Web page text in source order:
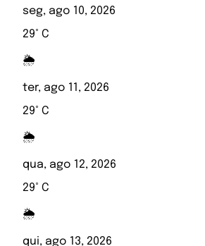
seg, ago 10, 2026
29° C
🌦️
ter, ago 11, 2026
29° C
🌦️
qua, ago 12, 2026
29° C
🌦️
qui, ago 13, 2026